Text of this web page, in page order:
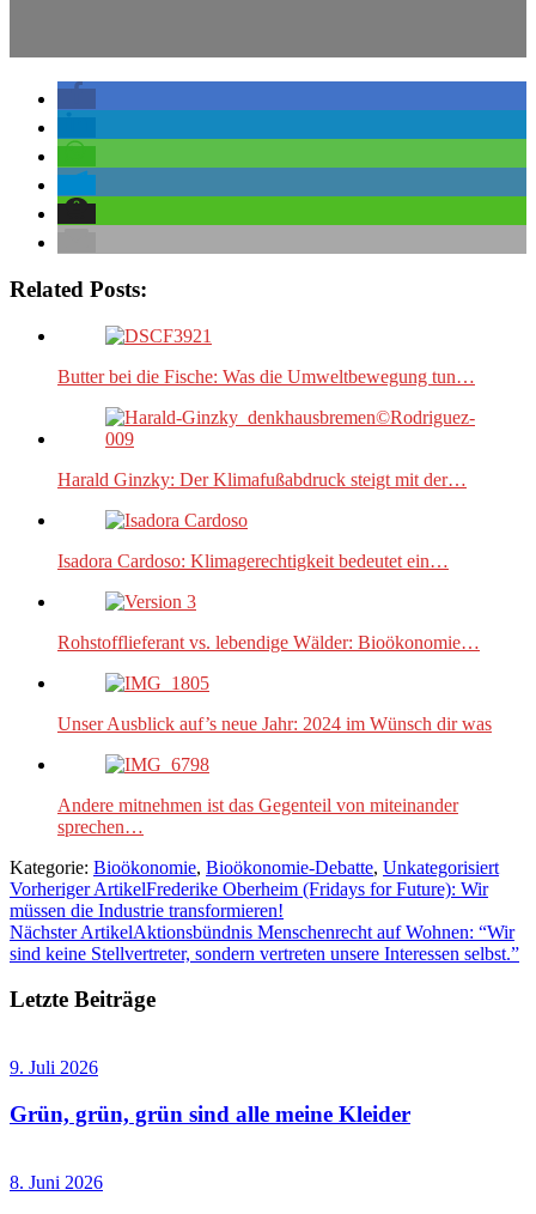
Related Posts:
Butter bei die Fische: Was die Umweltbewegung tun…
Harald Ginzky: Der Klimafußabdruck steigt mit der…
Isadora Cardoso: Klimagerechtigkeit bedeutet ein…
Rohstofflieferant vs. lebendige Wälder: Bioökonomie…
Unser Ausblick auf’s neue Jahr: 2024 im Wünsch dir was
Andere mitnehmen ist das Gegenteil von miteinander
sprechen…
Kategorie: Bioökonomie, Bioökonomie-Debatte, Unkategorisiert
Vorheriger ArtikelFrederike Oberheim (Fridays for Future): Wir
müssen die Industrie transformieren!
Nächster ArtikelAktionsbündnis Menschenrecht auf Wohnen: “Wir
sind keine Stellvertreter, sondern vertreten unsere Interessen selbst.”
Letzte Beiträge
9. Juli 2026
Grün, grün, grün sind alle meine Kleider
8. Juni 2026